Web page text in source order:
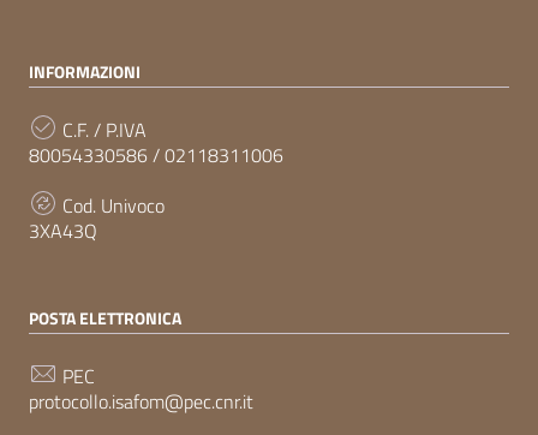
INFORMAZIONI
C.F. / P.IVA
80054330586 / 02118311006
Cod. Univoco
3XA43Q
POSTA ELETTRONICA
PEC
protocollo.isafom@pec.cnr.it